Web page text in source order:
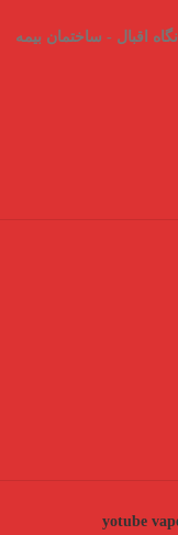
اقبال - ساختمان بیمه